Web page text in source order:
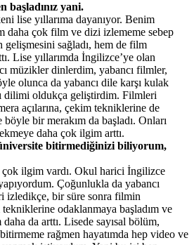
başladınız yani.
lise yıllarıma dayanıyor. Benim
daha çok film ve dizi izlememe sebep
sağladı, hem de film
Lise yıllarımda İngilizce’ye olan
müzikler dinlerdim, yabancı filmler,
olunca da yabancı dile karşı kulak
dilimi oldukça geliştirdim. Filmleri
açılarına, çekim tekniklerine de
bir merakım da başladı. Onları
daha çok ilgim arttı.
bitirmediğinizi biliyorum,
çok ilgim vardı. Okul harici İngilizce
Çoğunlukla da yabancı
bir süre sonra filmin
odaklanmaya başladım ve
da arttı. Lisede sayısal bölüm,
rağmen hayatımda hep video ve